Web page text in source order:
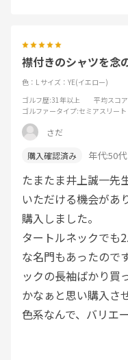
襟付きのシャツを念
色：L サイズ：YE(イエロー)
ゴルフ歴:31年以上 平均スコア
ゴルファータイプ:セミアスリート
さだ
年代:50代
たまたま井上誠一先
いただける機会があ
購入しました。
タートルネックでも
な名門もあったので
ックの長袖ばかり買
かなぁと思い購入さ
色系なんで、バリエ